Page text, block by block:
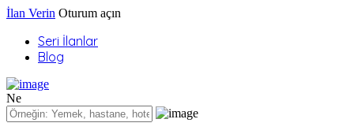
İlan Verin Oturum açın
Seri İlanlar
Blog
Ne